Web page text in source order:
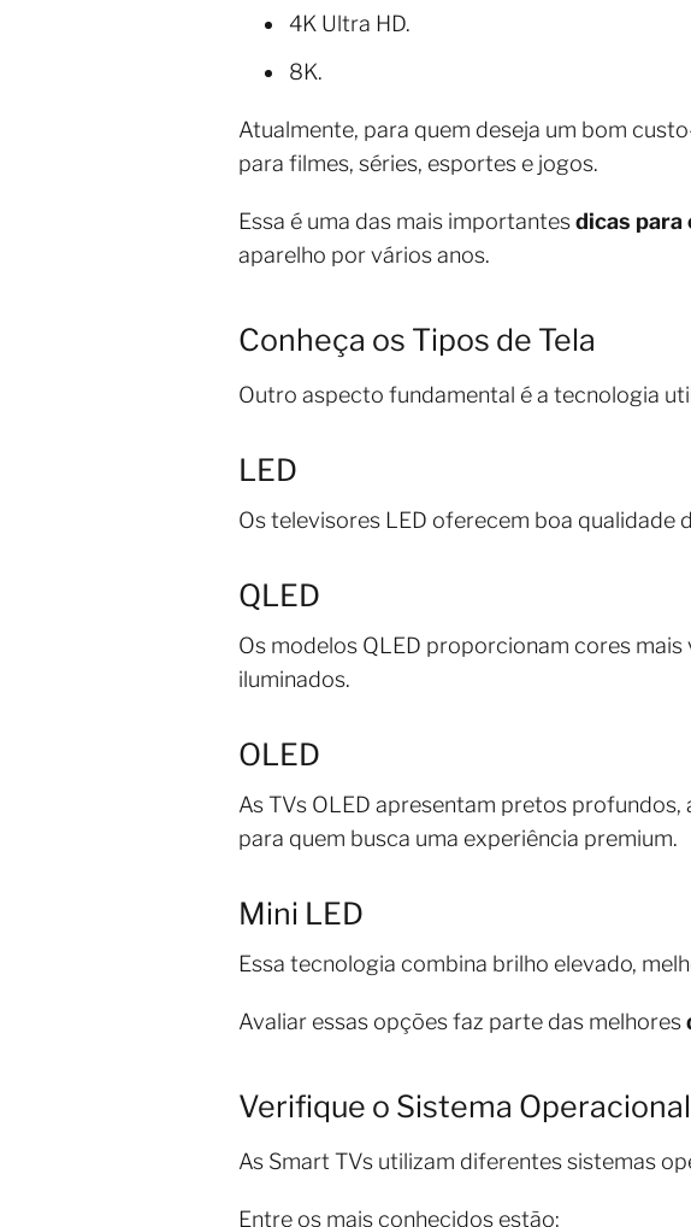
4K Ultra HD.
8K.
Atualmente, para quem deseja um bom
para filmes, séries, esportes e jogos.
Essa é uma das mais importantesdicas para
aparelho por vários anos.
Conheça os Tipos de Tela
Outro aspecto fundamental é a tecnologia
LED
Os televisores LED oferecem boa qualidade
QLED
Os modelos QLED proporcionam cores
iluminados.
OLED
As TVs OLED apresentam pretos
para quem busca uma experiência premium.
Mini LED
Essa tecnologia combina brilho elevado,
Avaliar essas opções faz parte das melhores
Verifique o Sistema Operacional
As Smart TVs utilizam diferentes sistemas
Entre os mais conhecidos estão: